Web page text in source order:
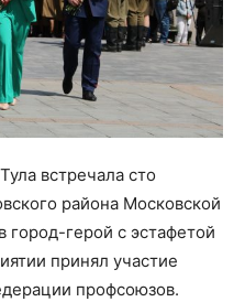
встречала сто
района Московской
город-герой с эстафетой
принял участие
профсоюзов.